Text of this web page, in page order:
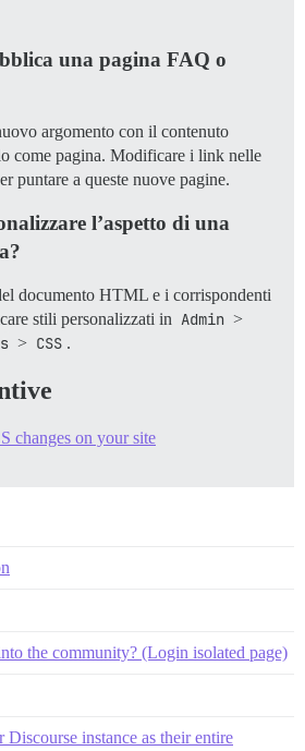
una pagina FAQ o
argomento con il contenuto
come pagina. Modificare i link nelle
puntare a queste nuove pagine.
l’aspetto di una
documento HTML e i corrispondenti
stili personalizzati in Admin >
> CSS .
changes on your site
the community? (Login isolated page)
Discourse instance as their entire